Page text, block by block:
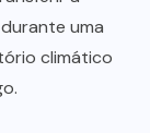
uma
climático